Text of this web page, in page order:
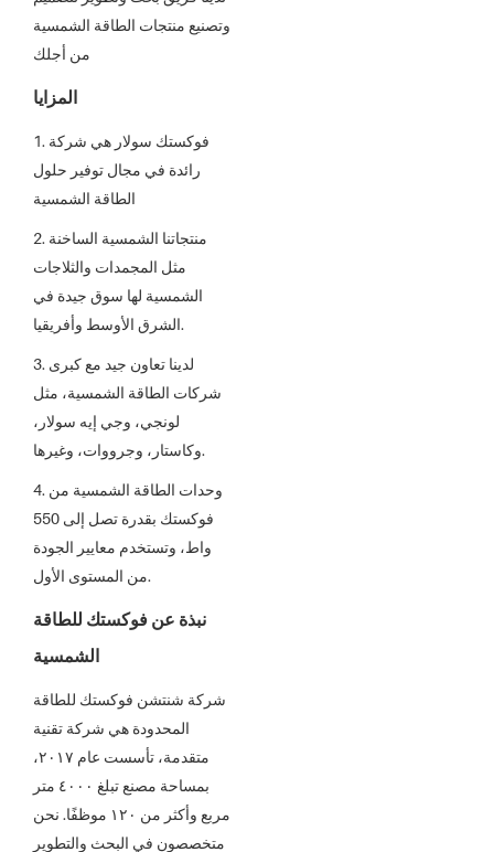
وتصنيع منتجات الطاقة الشمسية
من أجلك
المزايا
1. فوكستك سولار هي شركة
رائدة في مجال توفير حلول
الطاقة الشمسية
2. منتجاتنا الشمسية الساخنة
مثل المجمدات والثلاجات
الشمسية لها سوق جيدة في
الشرق الأوسط وأفريقيا.
3. لدينا تعاون جيد مع كبرى
شركات الطاقة الشمسية، مثل
لونجي، وجي إيه سولار،
وكاستار، وجرووات، وغيرها.
4. وحدات الطاقة الشمسية من
فوكستك بقدرة تصل إلى 550
واط، وتستخدم معايير الجودة
من المستوى الأول.
نبذة عن فوكستك للطاقة
الشمسية
شركة شنتشن فوكستك للطاقة
المحدودة هي شركة تقنية
متقدمة، تأسست عام ٢٠١٧،
بمساحة مصنع تبلغ ٤٠٠٠ متر
مربع وأكثر من ١٢٠ موظفًا. نحن
متخصصون في البحث والتطوير